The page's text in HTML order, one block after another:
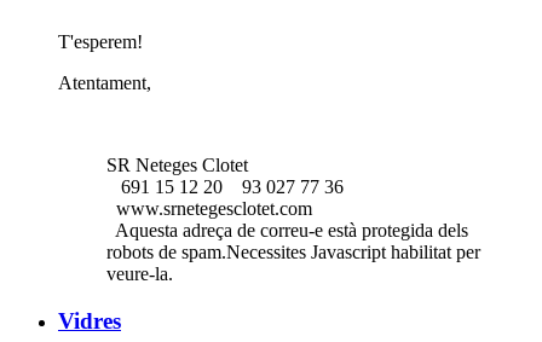
T'esperem!
Atentament,
SR Neteges Clotet
691 15 12 20
93 027 77 36
www.srnetegesclotet.com
Aquesta adreça de correu-e està protegida dels
robots de spam.Necessites Javascript habilitat per
veure-la.
Vidres